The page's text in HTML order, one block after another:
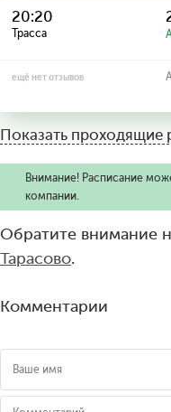
20:20
Трасса
ещё нет отзывов
Показать проходящие
Внимание! Расписание
компании.
Обратите внимание
Тарасово.
Комментарии